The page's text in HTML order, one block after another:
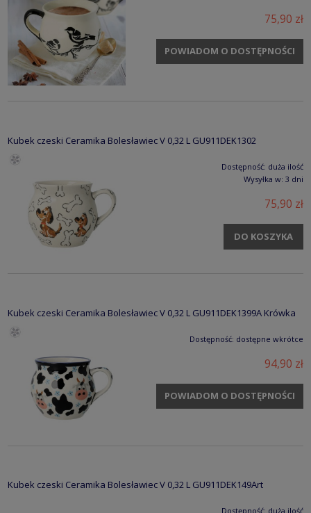
75,90 zł
POWIADOM O DOSTĘPNOŚCI
Kubek czeski Ceramika Bolesławiec V 0,32 L GU911DEK1302
Dostępność: duża ilość
Wysyłka w: 3 dni
75,90 zł
DO KOSZYKA
Kubek czeski Ceramika Bolesławiec V 0,32 L GU911DEK1399A Krówka
Dostępność: dostępne wkrótce
94,90 zł
POWIADOM O DOSTĘPNOŚCI
Kubek czeski Ceramika Bolesławiec V 0,32 L GU911DEK149Art
Dostępność: duża ilość